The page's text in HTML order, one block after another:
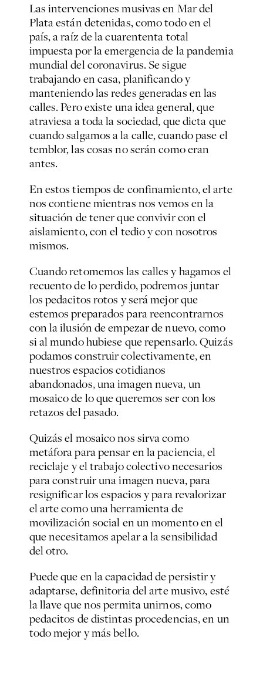
Las intervenciones musivas en Mar del
Plata están detenidas, como todo en el
país, a raíz de la cuarententa total
impuesta por la emergencia de la pandemia
mundial del coronavirus. Se sigue
trabajando en casa, planificando y
manteniendo las redes generadas en las
calles. Pero existe una idea general, que
atraviesa a toda la sociedad, que dicta que
cuando salgamos a la calle, cuando pase el
temblor, las cosas no serán como eran
antes.
En estos tiempos de confinamiento, el arte
nos contiene mientras nos vemos en la
situación de tener que convivir con el
aislamiento, con el tedio y con nosotros
mismos.
Cuando retomemos las calles y hagamos el
recuento de lo perdido, podremos juntar
los pedacitos rotos y será mejor que
estemos preparados para reencontrarnos
con la ilusión de empezar de nuevo, como
si al mundo hubiese que repensarlo. Quizás
podamos construir colectivamente, en
nuestros espacios cotidianos
abandonados, una imagen nueva, un
mosaico de lo que queremos ser con los
retazos del pasado.
Quizás el mosaico nos sirva como
metáfora para pensar en la paciencia, el
reciclaje y el trabajo colectivo necesarios
para construir una imagen nueva, para
resignificar los espacios y para revalorizar
el arte como una herramienta de
movilización social en un momento en el
que necesitamos apelar a la sensibilidad
del otro.
Puede que en la capacidad de persistir y
adaptarse, definitoria del arte musivo, esté
la llave que nos permita unirnos, como
pedacitos de distintas procedencias, en un
todo mejor y más bello.